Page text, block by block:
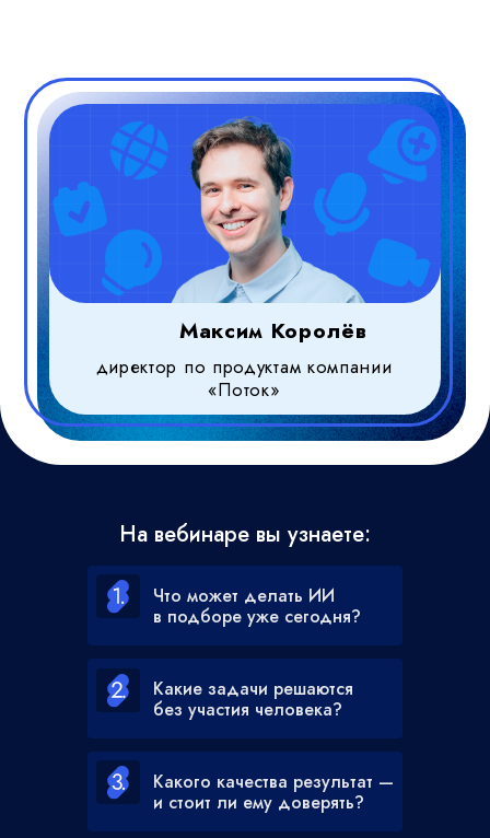
Максим Королёв
директор по продуктам компании
«Поток»
Какого качества результат —
и стоит ли ему доверять?
Какие задачи решаются
без участия человека?
Что может делать ИИ
в подборе уже сегодня?
На вебинаре вы узнаете: